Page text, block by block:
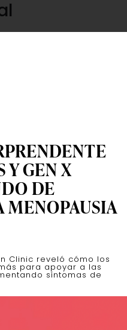
GEN X
DE
MENOPAUSIA
Clinic reveló cómo los
para apoyar a las
síntomas de